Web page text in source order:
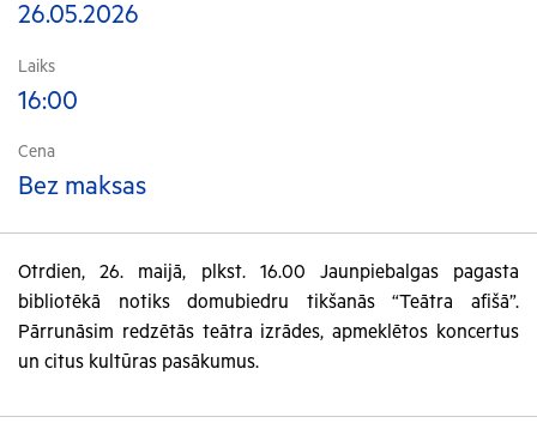
26.05.2026
Laiks
16:00
Cena
Bez maksas
Otrdien, 26. maijā, plkst. 16.00 Jaunpiebalgas pagasta
bibliotēkā notiks domubiedru tikšanās “Teātra afišā”.
Pārrunāsim redzētās teātra izrādes, apmeklētos koncertus
un citus kultūras pasākumus.